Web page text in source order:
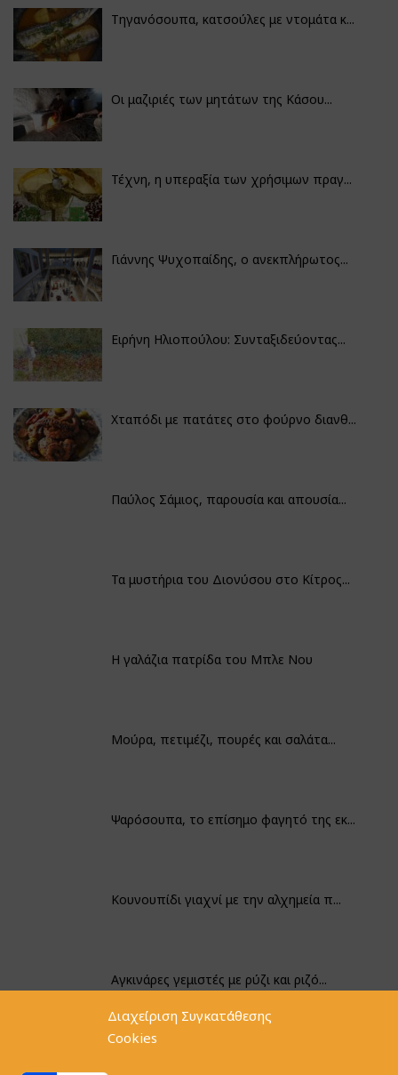
Διαχείριση Συγκατάθεσης
Cookies
Τηγανόσουπα, κατσούλες με ντομάτα κ...
Οι μαζιριές των μητάτων της Κάσου...
Τέχνη, η υπεραξία των χρήσιμων πραγ...
Γιάννης Ψυχοπαίδης, ο ανεκπλήρωτος...
Ειρήνη Ηλιοπούλου: Συνταξιδεύοντας...
Χταπόδι με πατάτες στο φούρνο διανθ...
Παύλος Σάμιος, παρουσία και απουσία...
Τα μυστήρια του Διονύσου στο Κίτρος...
Η γαλάζια πατρίδα του Μπλε Νου
Μούρα, πετιμέζι, πουρές και σαλάτα...
Ψαρόσουπα, το επίσημο φαγητό της εκ...
Κουνουπίδι γιαχνί με την αλχημεία π...
Αγκινάρες γεμιστές με ρύζι και ριζό...